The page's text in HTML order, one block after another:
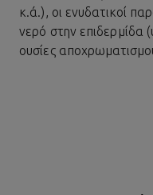
κ.ά.), οι ενυδατικοί
νερό στην επιδερμίδα
ουσίες